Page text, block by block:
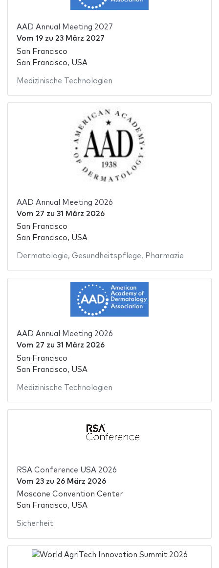
AAD Annual Meeting 2027
Vom 19zu 23 März 2027
San Francisco
San Francisco, USA
Medizinische Technologien
AAD Annual Meeting 2026
Vom 27 zu 31 März 2026
San Francisco
San Francisco, USA
Dermatologie, Gesundheitspflege, Pharmazie
AAD Annual Meeting 2026
Vom 27 zu 31 März 2026
San Francisco
San Francisco, USA
Medizinische Technologien
RSA Conference USA 2026
Vom 23zu 26 März 2026
Moscone Convention Center
San Francisco, USA
Sicherheit